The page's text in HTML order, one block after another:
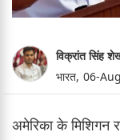
विक्रांत सिंह
भारत, 06-
अमेरिका के मिशिगन